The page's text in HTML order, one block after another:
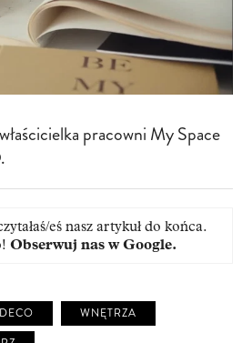
pracowni My Space
eś nasz artykuł do końca.
Obserwuj nas w Google.
DECO
WNĘTRZA